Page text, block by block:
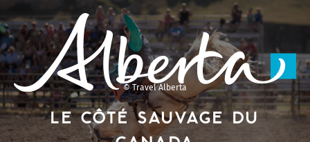
LE CÔTÉ SAUVAGE DU
© Travel Alberta